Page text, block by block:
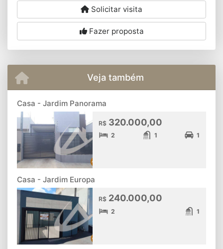
Solicitar visita
Fazer proposta
Veja também
Casa - Jardim Panorama
R$ 320.000,00
2 1 1
Casa - Jardim Europa
R$ 240.000,00
2 1